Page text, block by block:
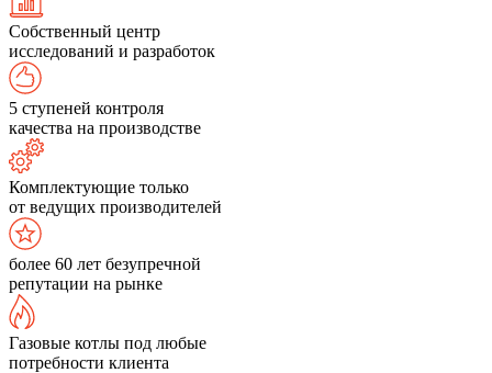
Собственный центр
исследований и разработок
5 ступеней контроля
качества на производстве
Комплектующие только
от ведущих производителей
более 60 лет безупречной
репутации на рынке
Газовые котлы под любые
потребности клиента